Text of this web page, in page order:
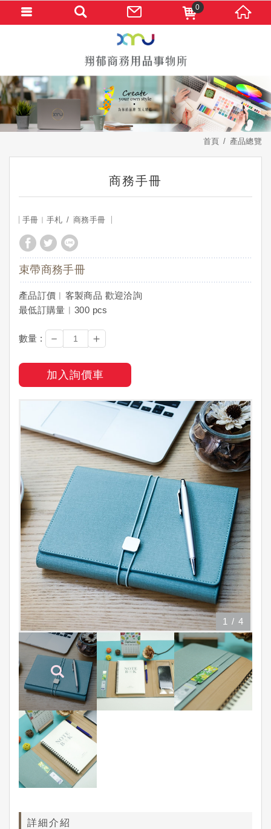
首頁 產品總覽
商務手冊
手冊︱手札 商務手冊
束帶商務手冊
產品訂價︱客製商品 歡迎洽詢
最低訂購量︱300 pcs
數量 : － ＋
加入詢價車
1 / 4
詳細介紹
0